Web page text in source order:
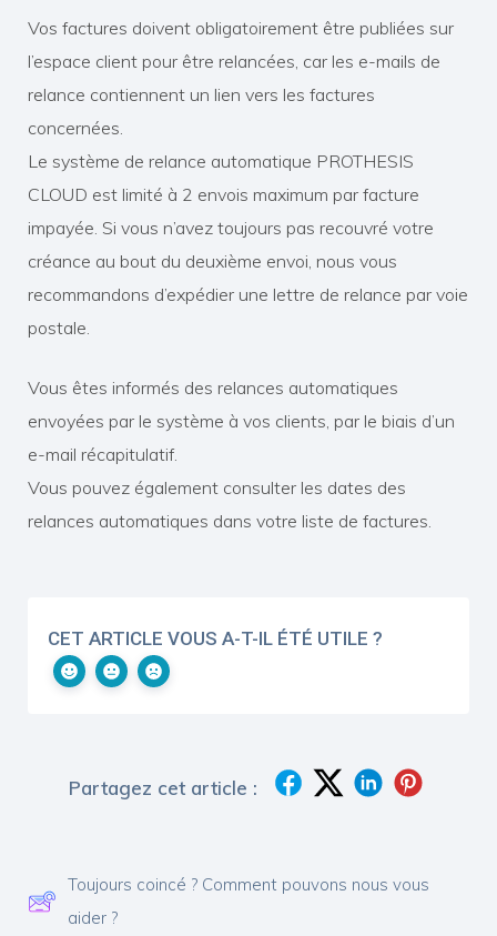
Vos factures doivent obligatoirement être publiées sur
l’espace client pour être relancées, car les e-mails de
relance contiennent un lien vers les factures
concernées.
Le système de relance automatique PROTHESIS
CLOUD est limité à 2 envois maximum par facture
impayée. Si vous n’avez toujours pas recouvré votre
créance au bout du deuxième envoi, nous vous
recommandons d’expédier une lettre de relance par voie
postale.
Vous êtes informés des relances automatiques
envoyées par le système à vos clients, par le biais d’un
e-mail récapitulatif.
Vous pouvez également consulter les dates des
relances automatiques dans votre liste de factures.
CET ARTICLE VOUS A-T-IL ÉTÉ UTILE ?
Partagez cet article :
Toujours coincé ? Comment pouvons nous vous
aider ?